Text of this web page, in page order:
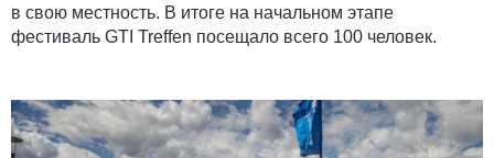
в свою местность. В итоге на начальном этапе
фестиваль GTI Treffen посещало всего 100 человек.